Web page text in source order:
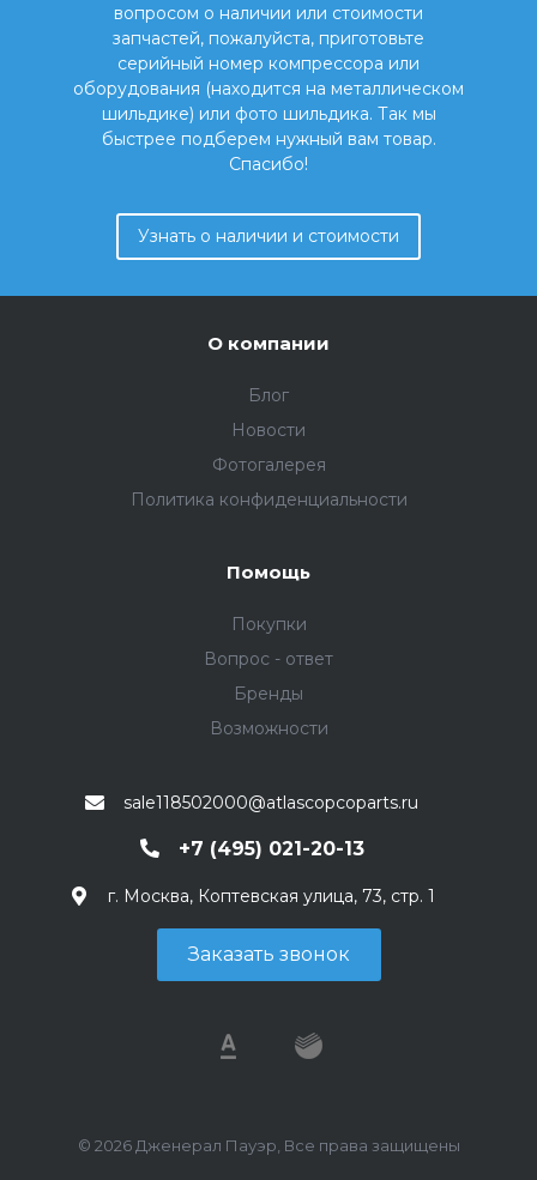
вопросом о наличии или стоимости
запчастей, пожалуйста, приготовьте
серийный номер компрессора или
оборудования (находится на металлическом
шильдике) или фото шильдика. Так мы
быстрее подберем нужный вам товар.
Спасибо!
Узнать о наличии и стоимости
О компании
Блог
Новости
Фотогалерея
Политика конфиденциальности
Помощь
Покупки
Вопрос - ответ
Бренды
Возможности
sale118502000@atlascopcoparts.ru
+7 (495) 021-20-13
г. Москва, Коптевская улица, 73, стр. 1
Заказать звонок
© 2026 Дженерал Пауэр, Все права защищены